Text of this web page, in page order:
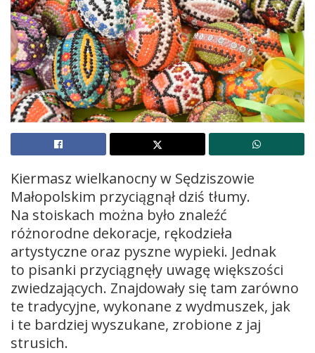
Kiermasz wielkanocny w Sędziszowie
Małopolskim przyciągnął dziś tłumy.
Na stoiskach można było znaleźć
różnorodne dekoracje, rękodzieła
artystyczne oraz pyszne wypieki. Jednak
to pisanki przyciągnęły uwagę większości
zwiedzających. Znajdowały się tam zarówno
te tradycyjne, wykonane z wydmuszek, jak
i te bardziej wyszukane, zrobione z jaj
strusich.